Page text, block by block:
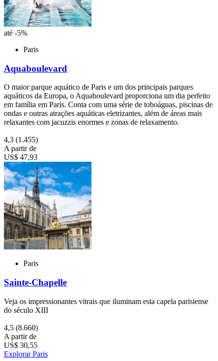
até -5%
Paris
Aquaboulevard
O maior parque aquático de Paris e um dos principais parques
aquáticos da Europa, o Aquaboulevard proporciona um dia perfeito
em família em Paris. Conta com uma série de toboáguas, piscinas de
ondas e outras atrações aquáticas eletrizantes, além de áreas mais
relaxantes com jacuzzis enormes e zonas de relaxamento.
4,3 (1.455)
A partir de
US$ 47,93
Paris
Sainte-Chapelle
Veja os impressionantes vitrais que iluminam esta capela parisiense
do século XIII
4,5 (8.660)
A partir de
US$ 30,55
Explorar Paris